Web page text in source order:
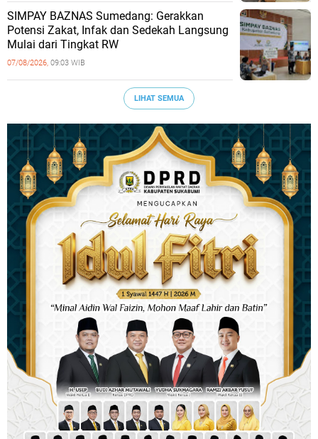
SIMPAY BAZNAS Sumedang: Gerakkan
Potensi Zakat, Infak dan Sedekah Langsung
Mulai dari Tingkat RW
07/08/2026, 09:03 WIB
LIHAT SEMUA